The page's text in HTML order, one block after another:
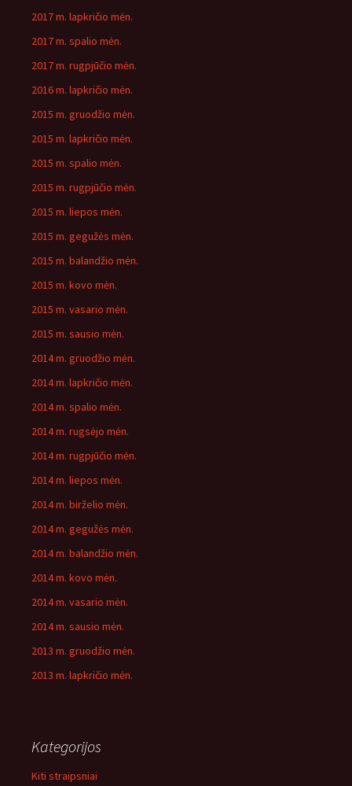
2017 m. lapkričio mėn.
2017 m. spalio mėn.
2017 m. rugpjūčio mėn.
2016 m. lapkričio mėn.
2015 m. gruodžio mėn.
2015 m. lapkričio mėn.
2015 m. spalio mėn.
2015 m. rugpjūčio mėn.
2015 m. liepos mėn.
2015 m. gegužės mėn.
2015 m. balandžio mėn.
2015 m. kovo mėn.
2015 m. vasario mėn.
2015 m. sausio mėn.
2014 m. gruodžio mėn.
2014 m. lapkričio mėn.
2014 m. spalio mėn.
2014 m. rugsėjo mėn.
2014 m. rugpjūčio mėn.
2014 m. liepos mėn.
2014 m. birželio mėn.
2014 m. gegužės mėn.
2014 m. balandžio mėn.
2014 m. kovo mėn.
2014 m. vasario mėn.
2014 m. sausio mėn.
2013 m. gruodžio mėn.
2013 m. lapkričio mėn.
Kategorijos
Kiti straipsniai